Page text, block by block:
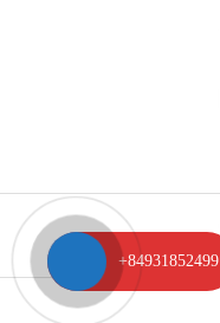
+84931852499